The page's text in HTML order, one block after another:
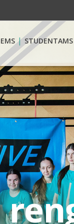
STUDENTAMS